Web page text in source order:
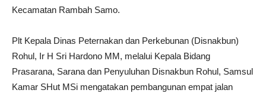
Kecamatan Rambah Samo.
Plt Kepala Dinas Peternakan dan Perkebunan (Disnak‎bun)
Rohul, Ir H Sri Hardono MM, melalui Kepala Bidang
Prasarana, Sarana dan Penyuluhan Disnakbun Rohul, Samsul
Kamar SHut MSi mengatakan pembangunan empat jalan